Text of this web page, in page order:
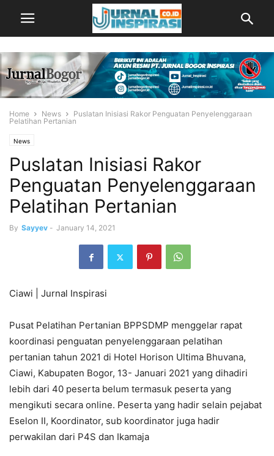
Home News
Puslatan Inisiasi Rakor Penguatan Penyelenggaraan
Pelatihan Pertanian
News
Puslatan Inisiasi Rakor
Penguatan Penyelenggaraan
Pelatihan Pertanian
By Sayyev - January 14, 2021
Ciawi | Jurnal Inspirasi
Pusat Pelatihan Pertanian BPPSDMP menggelar rapat
koordinasi penguatan penyelenggaraan pelatihan
pertanian tahun 2021 di Hotel Horison Ultima Bhuvana,
Ciawi, Kabupaten Bogor, 13- Januari 2021 yang dihadiri
lebih dari 40 peserta belum termasuk peserta yang
mengikuti secara online. Peserta yang hadir selain pejabat
Eselon II, Koordinator, sub koordinator juga hadir
perwakilan dari P4S dan Ikamaja